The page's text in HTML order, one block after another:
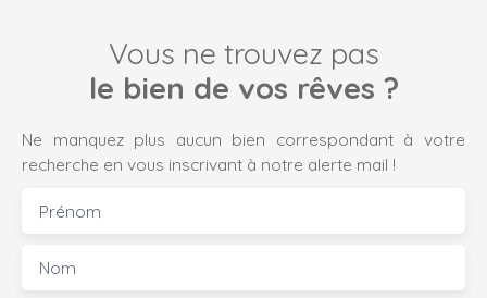
Vous ne trouvez pas
le bien de vos rêves ?
Ne manquez plus aucun bien correspondant à votre
recherche en vous inscrivant à notre alerte mail !
Prénom
Nom